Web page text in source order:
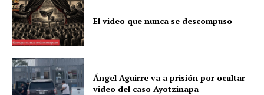
El video que nunca se descompuso
Ángel Aguirre va a prisión por ocultar
video del caso Ayotzinapa